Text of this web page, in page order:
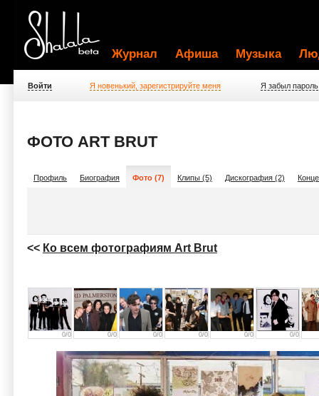
Журнал Афиша Музыка
Войти Я новенький, зарегистрируйте меня Я забыл пароль
ФОТО ART BRUT
Профиль Биография Фото (7) Клипы (5) Дискография (2)
<< Ко всем фотографиям Art Brut
0/0 0/0 0/0 0/0 0/0 0/0